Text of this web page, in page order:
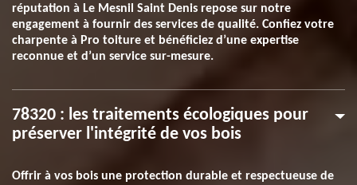
réputation à Le Mesnil Saint Denis repose sur notre
engagement à fournir des services de qualité. Confiez votre
charpente à Pro toiture et bénéficiez d’une expertise
reconnue et d’un service sur-mesure.
78320 : les traitements écologiques pour
préserver l'intégrité de vos bois
Offrir à vos bois une protection durable et respectueuse de